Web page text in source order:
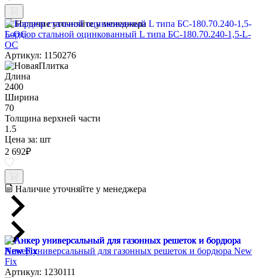
Наличие уточняйте у менеджера
Бордюр стальной оцинкованный L типа БС-180.70.240-1,5-L-
ОС
Артикул: 1150276
Длина
2400
Ширина
70
Толщина верхней части
1.5
Цена за: шт
2 692₽
Наличие уточняйте у менеджера
Анкер универсальный для газонных решеток и бордюра New
Fix
Артикул: 1230111